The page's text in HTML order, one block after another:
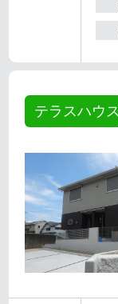
テラスハウス